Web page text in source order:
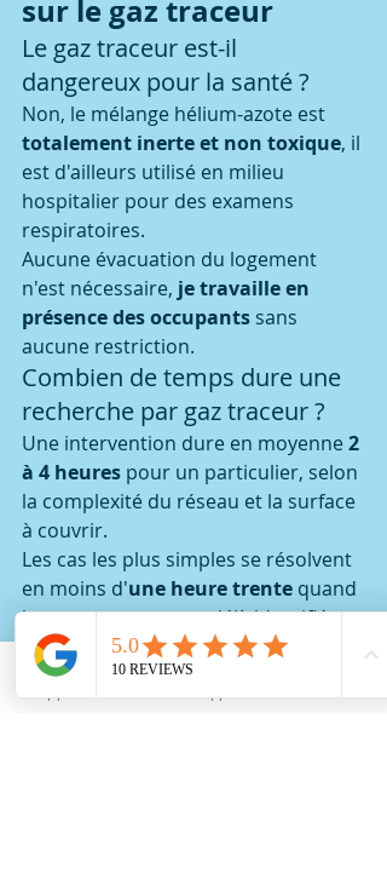
sur le gaz traceur
Le gaz traceur est-il
dangereux pour la santé ?
Non, le mélange hélium-azote est
totalement inerte et non toxique, il
est d'ailleurs utilisé en milieu
hospitalier pour des examens
respiratoires.
Aucune évacuation du logement
n'est nécessaire, je travaille en
présence des occupants sans
aucune restriction.
Combien de temps dure une
recherche par gaz traceur ?
Une intervention dure en moyenne 2
à 4 heures pour un particulier, selon
la complexité du réseau et la surface
à couvrir.
Les cas les plus simples se résolvent
en moins d'une heure trente quand
la zone suspecte est déjà identifiée
visuellement.
Peut-on utiliser le gaz traceur
sur du gaz naturel ?